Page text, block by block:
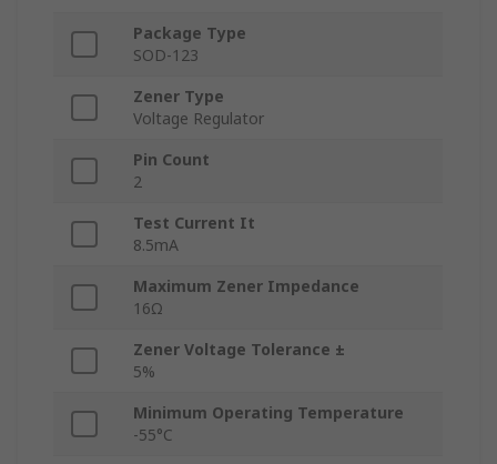
Package Type
SOD-123
Zener Type
Voltage Regulator
Pin Count
2
Test Current It
8.5mA
Maximum Zener Impedance
16Ω
Zener Voltage Tolerance ±
5%
Minimum Operating Temperature
-55°C